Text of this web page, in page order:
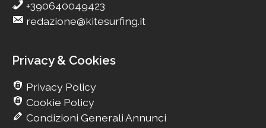
+390640049423
redazione@kitesurfing.it
Privacy & Cookies
Privacy Policy
Cookie Policy
Condizioni Generali Annunci